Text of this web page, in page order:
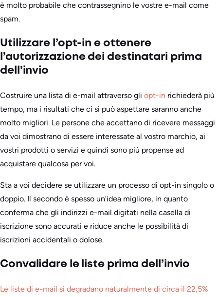
è molto probabile che contrassegnino le vostre e-mail come
spam.
Utilizzare l’opt-in e ottenere
l’autorizzazione dei destinatari prima
dell’invio
Costruire una lista di e-mail attraverso gli opt-in richiederà più
tempo, ma i risultati che ci si può aspettare saranno anche
molto migliori. Le persone che accettano di ricevere messaggi
da voi dimostrano di essere interessate al vostro marchio, ai
vostri prodotti o servizi e quindi sono più propense ad
acquistare qualcosa per voi.
Sta a voi decidere se utilizzare un processo di opt-in singolo o
doppio. Il secondo è spesso un’idea migliore, in quanto
conferma che gli indirizzi e-mail digitati nella casella di
iscrizione sono accurati e riduce anche le possibilità di
iscrizioni accidentali o dolose.
Convalidare le liste prima dell’invio
Le liste di e-mail si degradano naturalmente di circa il 22,5%